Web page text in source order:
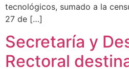
tecnológicos, sumado a la
27 de […]
Secretaría y
Rectoral